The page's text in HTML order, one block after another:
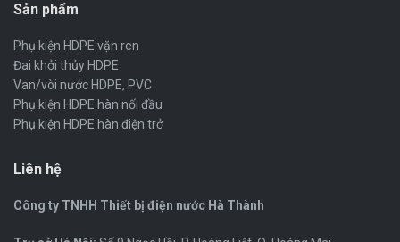
Sản phẩm
Phụ kiện HDPE vặn ren
Đai khởi thủy HDPE
Van/vòi nước HDPE, PVC
Phụ kiện HDPE hàn nối đầu
Phụ kiện HDPE hàn điện trở
Liên hệ
Công ty TNHH Thiết bị điện nước Hà Thành